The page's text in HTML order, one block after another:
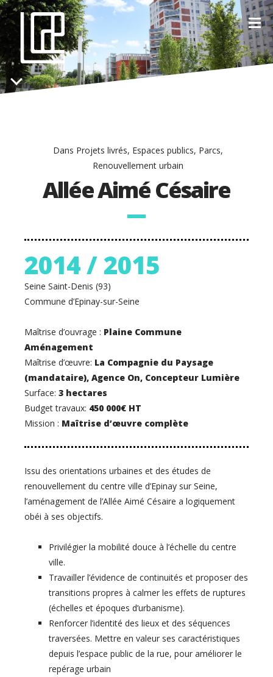
Dans Projets livrés, Espaces publics, Parcs,
Renouvellement urbain
Allée Aimé Césaire
2014 / 2015
Seine Saint-Denis (93)
Commune d’Epinay-sur-Seine
Maîtrise d’ouvrage : Plaine Commune
Aménagement
Maîtrise d’œuvre: La Compagnie du Paysage
(mandataire), Agence On, Concepteur Lumière
Surface: 3 hectares
Budget travaux: 450 000€ HT
Mission : Maîtrise d’œuvre complète
Issu des orientations urbaines et des études de
renouvellement du centre ville d’Epinay sur Seine,
l’aménagement de l’Allée Aimé Césaire a logiquement
obéi à ses objectifs.
Privilégier la mobilité douce à l’échelle du centre
ville.
Travailler l’évidence de continuités et proposer des
transitions propres à calmer les effets de ruptures
(échelles et époques d’urbanisme).
Renforcer l’identité des lieux et des séquences
traversées. Mettre en valeur ses caractéristiques
depuis l’espace public de la rue, pour améliorer le
repérage urbain